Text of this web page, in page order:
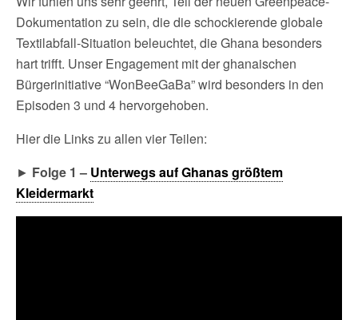
Dokumentation zu sein, die die schockierende globale
Textilabfall-Situation beleuchtet, die Ghana besonders
hart trifft. Unser Engagement mit der ghanaischen
Bürgerinitiative “WonBeeGaBa” wird besonders in den
Episoden 3 und 4 hervorgehoben.
Hier die Links zu allen vier Teilen:
► Folge 1 – Unterwegs auf Ghanas größtem
Kleidermarkt